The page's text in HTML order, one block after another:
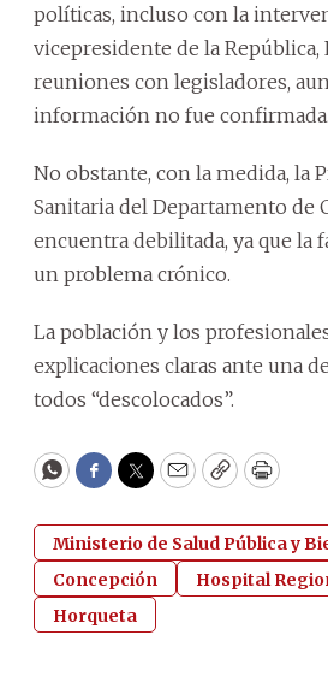
políticas, incluso con la
vicepresidente de la República,
reuniones con legisladores,
información no fue confirmada.
No obstante, con la medida, la
Sanitaria del Departamento de
encuentra debilitada, ya que la
un problema crónico.
La población y los
explicaciones claras ante una
todos “descolocados”.
WhatsApp
Facebook
Twitter
EmailCopyPrint
Ministerio de Salud Pública y
Concepción
Hospital
Horqueta